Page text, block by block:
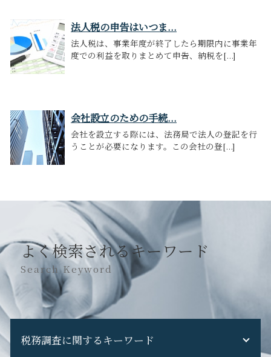
法人税の申告はいつま...
法人税は、事業年度が終了したら期限内に事業年
度での利益を取りまとめて申告、納税を[...]
会社設立のための手続...
会社を設立する際には、法務局で法人の登記を行
うことが必要になります。この会社の登[...]
よく検索されるキーワード
Search Keyword
税務調査に関するキーワード